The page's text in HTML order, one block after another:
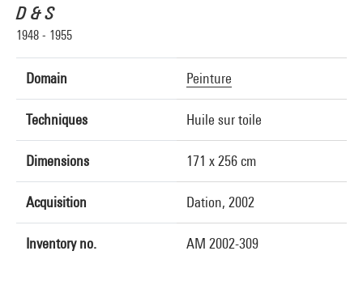
D & S
1948 - 1955
Domain Peinture
Techniques Huile sur toile
Dimensions 171 x 256 cm
Acquisition Dation, 2002
Inventory no. AM 2002-309
Image presentation :